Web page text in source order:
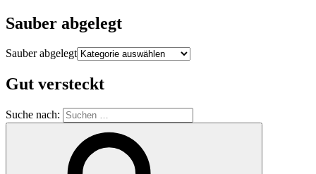
Sauber abgelegt
Sauber abgelegt
Gut versteckt
Suche nach: